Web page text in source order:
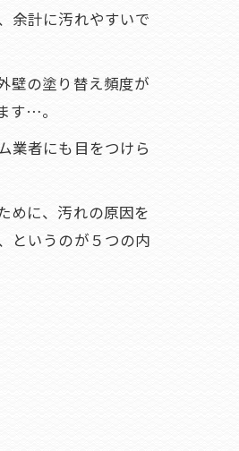
余計に汚れやすいで
壁の塗り替え頻度が
す…。
業者にも目をつけら
めに、汚れの原因を
というのが５つの内